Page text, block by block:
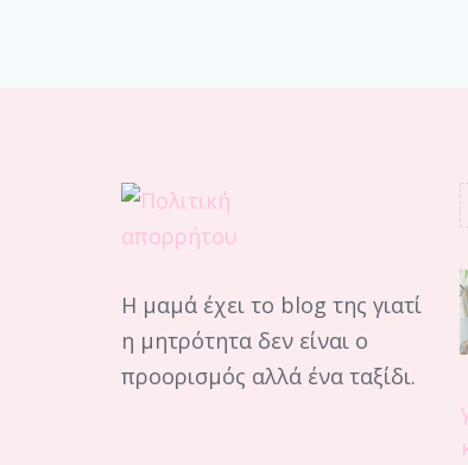
Η μαμά έχει το blog της γιατί
η μητρότητα δεν είναι ο
προορισμός αλλά ένα ταξίδι.